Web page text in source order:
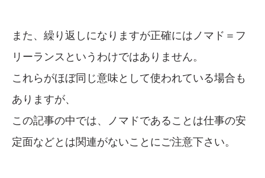
また、繰り返しになりますが正確にはノマド＝フ
リーランスというわけではありません。
これらがほぼ同じ意味として使われている場合も
ありますが、
この記事の中では、ノマドであることは仕事の安
定面などとは関連がないことにご注意下さい。